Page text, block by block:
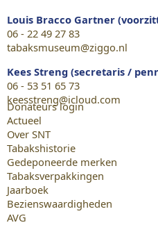
Louis Bracco Gartner
06 - 22 49 27 83
tabaksmuseum@ziggo.nl
Kees Streng (secretaris /
06 - 53 51 65 73
keesstreng@icloud.com
Donateurs login
Actueel
Over SNT
Tabakshistorie
Gedeponeerde merken
Tabaksverpakkingen
Jaarboek
Bezienswaardigheden
AVG